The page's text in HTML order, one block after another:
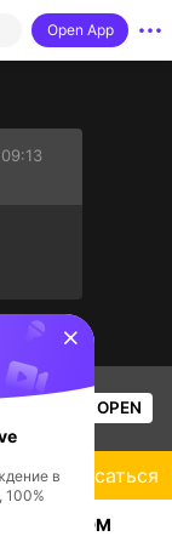
Open App
OPEN
🔴|1V1 TDM
Подписаться
в
100%